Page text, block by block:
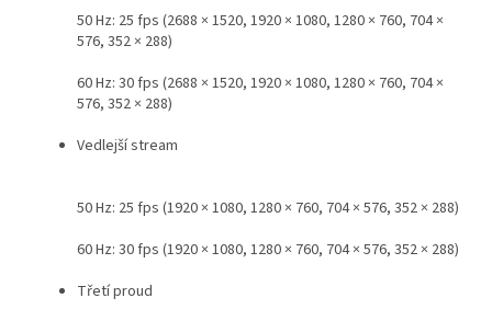
50 Hz: 25 fps (2688 × 1520, 1920 × 1080, 1280 × 760, 704 ×
576, 352 × 288)
60 Hz: 30 fps (2688 × 1520, 1920 × 1080, 1280 × 760, 704 ×
576, 352 × 288)
Vedlejší stream
50 Hz: 25 fps (1920 × 1080, 1280 × 760, 704 × 576, 352 × 288)
60 Hz: 30 fps (1920 × 1080, 1280 × 760, 704 × 576, 352 × 288)
Třetí proud